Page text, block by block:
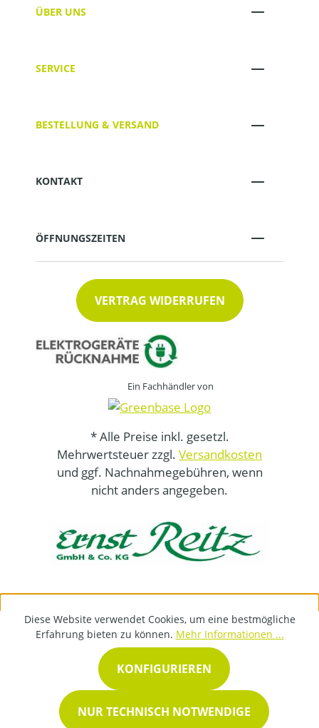
ÜBER UNS
SERVICE
BESTELLUNG & VERSAND
KONTAKT
ÖFFNUNGSZEITEN
VERTRAG WIDERRUFEN
Ein Fachhändler von
* Alle Preise inkl. gesetzl.
Mehrwertsteuer zzgl. Versandkosten
und ggf. Nachnahmegebühren, wenn
nicht anders angegeben.
Diese Website verwendet Cookies, um eine bestmögliche
Erfahrung bieten zu können. Mehr Informationen ...
NUR TECHNISCH NOTWENDIGE
KONFIGURIEREN